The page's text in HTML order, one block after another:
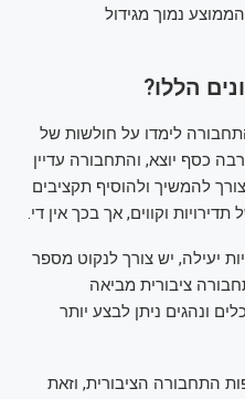
נמוך מגידול
הללו?
לימדו על חולשות של
כסף יוצא, והתחבורה עדיין
להמשיך ולהוסיף תקציבים
וקווים, אך בכך אין די.
יעילה, יש צורך לנקוט מספר
ציבורית מביאה
ונהגים ניתן לבצע יותר
התחבורה הציבורית, וזאת